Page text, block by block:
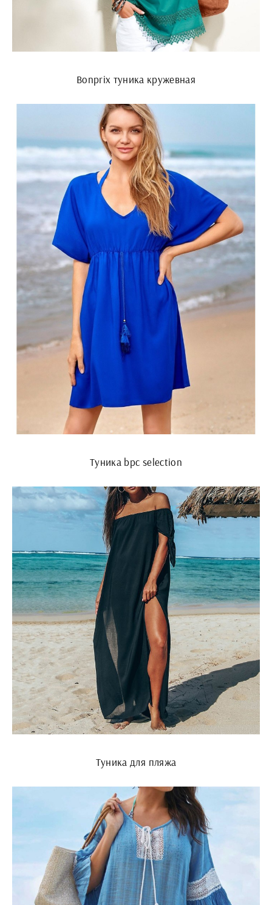
Bonprix туника кружевная
Туника bpc selection
Туника для пляжа